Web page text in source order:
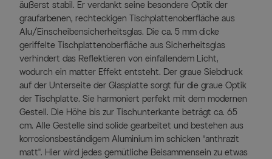
äußerst stabil. Er verdankt seine besondere Optik der
graufarbenen, rechteckigen Tischplattenoberfläche aus
Alu/Einscheibensicherheitsglas. Die ca. 5 mm dicke
geriffelte Tischplattenoberfläche aus Sicherheitsglas
verhindert das Reflektieren von einfallendem Licht,
wodurch ein matter Effekt entsteht. Der graue Siebdruck
auf der Unterseite der Glasplatte sorgt für die graue Optik
der Tischplatte. Sie harmoniert perfekt mit dem modernen
Gestell. Die Höhe bis zur Tischunterkante beträgt ca. 65
cm. Alle Gestelle sind solide gearbeitet und bestehen aus
korrosionsbeständigem Aluminium im schicken “anthrazit
matt”. Hier wird jedes gemütliche Beisammensein zu etwas